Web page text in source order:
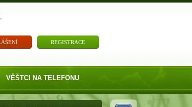
REGISTRACE
VĚŠTCI NA TELEFONU